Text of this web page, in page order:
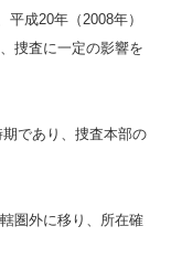
成20年（2008年）
捜査に一定の影響を
であり、捜査本部の
圏外に移り、所在確